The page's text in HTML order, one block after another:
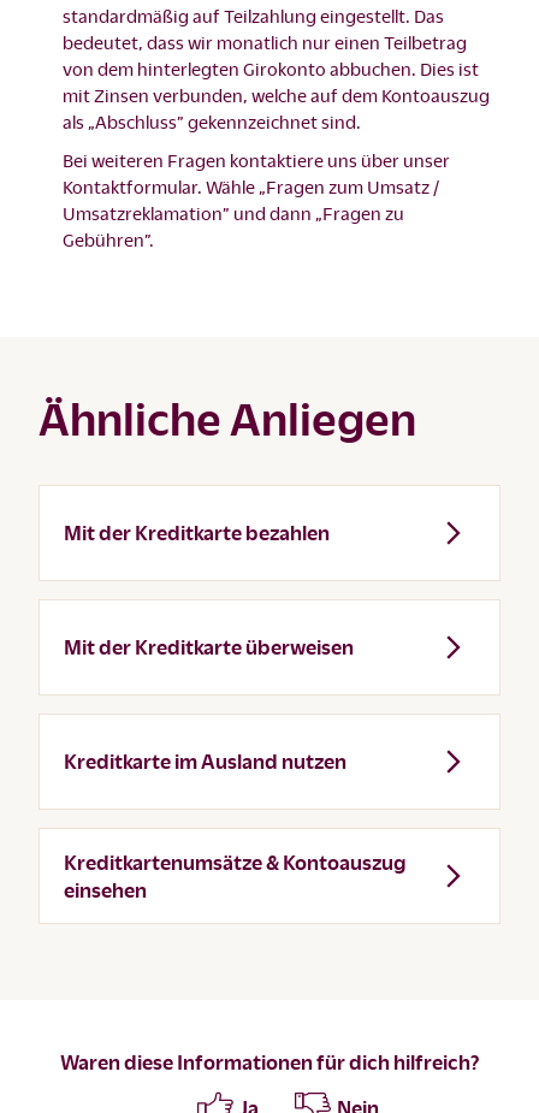
standardmäßig auf Teilzahlung eingestellt. Das
bedeutet, dass wir monatlich nur einen Teilbetrag
von dem hinterlegten Girokonto abbuchen. Dies ist
mit Zinsen verbunden, welche auf dem Kontoauszug
als „Abschluss” gekennzeichnet sind.
Bei weiteren Fragen kontaktiere uns über unser
Kontaktformular. Wähle „Fragen zum Umsatz /
Umsatzreklamation” und dann „Fragen zu
Gebühren”.
Ähnliche Anliegen
Mit der Kreditkarte bezahlen
Mit der Kreditkarte überweisen
Kreditkarte im Ausland nutzen
Kreditkartenumsätze & Kontoauszug
einsehen
Waren diese Informationen für dich hilfreich?
Ja
Nein